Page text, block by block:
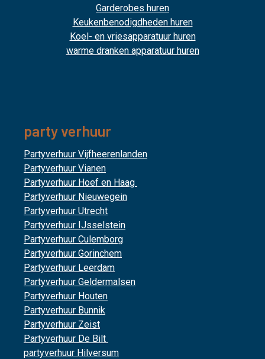
Garderobes huren
Keukenbenodigdheden huren
Koel- en vriesapparatuur huren
warme dranken apparatuur huren
party verhuur
Partyverhuur Vijfheerenlanden
Partyverhuur Vianen
Partyverhuur Hoef en Haag
Partyverhuur Nieuwegein
Partyverhuur Utrecht
Partyverhuur IJsselstein
Partyverhuur Culemborg
Partyverhuur Gorinchem
Partyverhuur Leerdam
Partyverhuur Geldermalsen
Partyverhuur Houten
Partyverhuur Bunnik
Partyverhuur Zeist
Partyverhuur De Bilt
partyverhuur Hilversum